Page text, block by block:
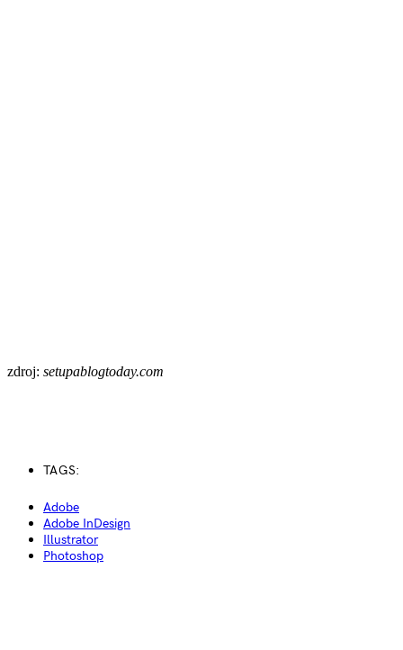
zdroj: setupablogtoday.com
TAGS:
Adobe
Adobe InDesign
Illustrator
Photoshop